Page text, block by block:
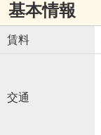
基本情報
賃料
交通